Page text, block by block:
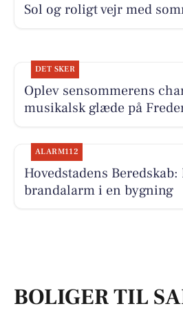
Sol og roligt vejr med
DET SKER
Oplev sensommerens
musikalsk glæde på
ALARM112
Hovedstadens
brandalarm i en bygning
BOLIGER TIL